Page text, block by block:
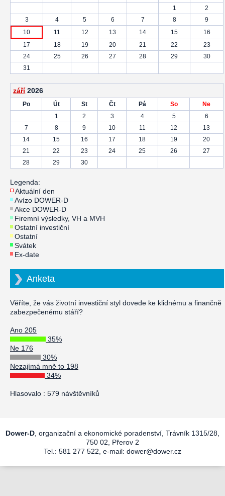
1
2
3
4 5 6 7 8
9
10
11 12 13 14 15
16
17
18 19 20 21 22
23
24
25 26 27 28 29
30
31
září 2026
Po Út St Čt Pá So
Ne
1
2 3 4 5
6
7
8 9 10 11 12
13
14
15 16 17 18 19
20
21
22 23 24 25 26
27
28
29 30
Legenda:
Aktuální den
Avízo DOWER-D
Akce DOWER-D
Firemní výsledky, VH a MVH
Ostatní investiční
Ostatní
Svátek
Ex-date
Anketa
Věříte, že vás životní investiční styl dovede ke klidnému a finančně
zabezpečenému stáří?
Ano 205
35%
Ne 176
30%
Nezajímá mně to 198
34%
Hlasovalo : 579 návštěvníků
Dower-D , organizační a ekonomické poradenství, Trávník 1315/28,
750 02, Přerov 2
Tel.: 581 277 522, e-mail: dower@dower.cz